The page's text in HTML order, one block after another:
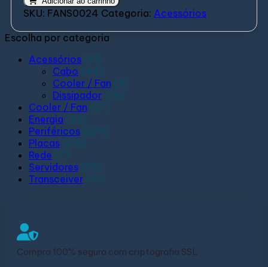
SKU: FANS0024 Categoria: Acessórios
Escolha por categoria
Acessórios (81)
Cabo (44)
Cooler / Fan (3)
Dissipador (26)
Cooler / Fan (27)
Energia (62)
Periféricos (279)
Placas (213)
Rede (7)
Servidores (79)
Transceiver (71)
Compra 100% segura com criptografia SSL